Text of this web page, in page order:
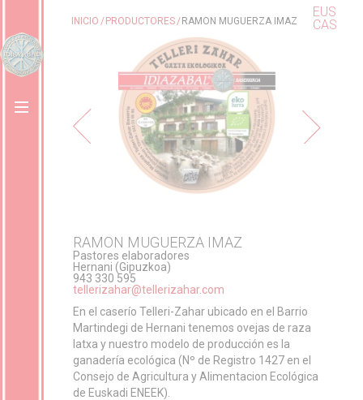
EUS
CAS
INICIO PRODUCTORES RAMON MUGUERZA IMAZ
RAMON MUGUERZA IMAZ
Pastores elaboradores
Hernani (Gipuzkoa)
943 330 595
tellerizahar@tellerizahar.com
En el caserío Telleri-Zahar ubicado en el Barrio
Martindegi de Hernani tenemos ovejas de raza
latxa y nuestro modelo de producción es la
ganadería ecológica (Nº de Registro 1427 en el
Consejo de Agricultura y Alimentacion Ecológica
de Euskadi ENEEK).